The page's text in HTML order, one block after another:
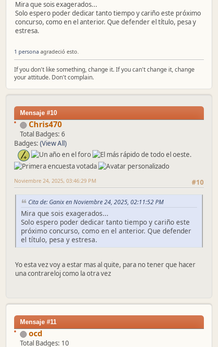
Mira que sois exagerados...
Solo espero poder dedicar tanto tiempo y cariño este próximo
concurso, como en el anterior. Que defender el título, pesa y
estresa.
1 persona agradeció esto.
If you don't like something, change it. If you can't change it, change
your attitude. Don't complain.
Mensaje #10
Chris470
Total Badges: 6
Badges: (View All)
#10
Noviembre 24, 2025, 03:46:29 PM
Cita de: Ganix en Noviembre 24, 2025, 02:11:52 PM
Mira que sois exagerados...
Solo espero poder dedicar tanto tiempo y cariño este
próximo concurso, como en el anterior. Que defender
el título, pesa y estresa.
Yo esta vez voy a estar mas al quite, para no tener que hacer
una contrareloj como la otra vez
Mensaje #11
ocd
Total Badges: 10